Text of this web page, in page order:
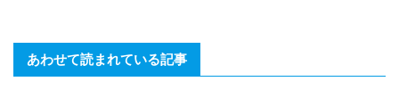
あわせて読まれている記事